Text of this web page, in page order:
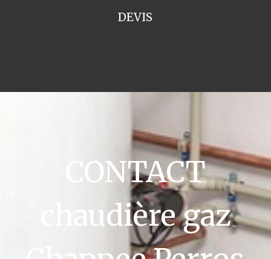
DEVIS
CONTACT
chaudière gaz